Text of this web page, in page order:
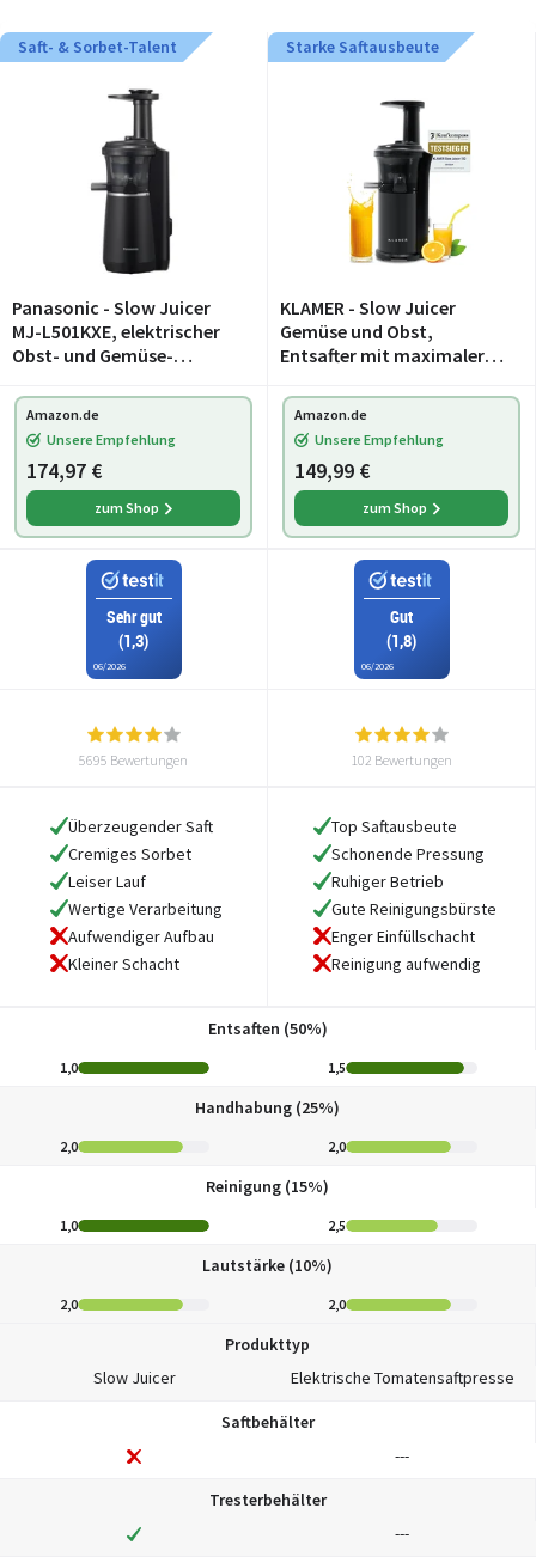
Saft- & Sorbet-Talent
Panasonic - Slow Juicer
MJ-L501KXE, elektrischer
Obst- und Gemüse-
und Kunststoff, schlankes
und kompaktes Design,
Aufsatz für gefroren
Starke Saftausbeute
KLAMER - Slow Juicer
Gemüse und Obst,
Entsafter mit maximaler
Amazon.de
Unsere Empfehlung
174,97 €
zum Shop
Amazon.de
Unsere Empfehlung
149,99 €
zum Shop
Sehr gut
(1,3)
06/2026
Gut
(1,8)
06/2026
5695 Bewertungen 102 Bewertungen
Überzeugender Saft
Cremiges Sorbet
Leiser Lauf
Wertige Verarbeitung
Aufwendiger Aufbau
Kleiner Schacht
Top Saftausbeute
Schonende Pressung
Ruhiger Betrieb
Gute Reinigungsbürste
Enger Einfüllschacht
Reinigung aufwendig
Entsaften (50%)
1,0 1,5
Handhabung (25%)
2,0 2,0
Reinigung (15%)
1,0 2,5
Lautstärke (10%)
2,0 2,0
Produkttyp
Slow Juicer
Elektrische Tomatensaftpresse
Saftbehälter
---
Tresterbehälter
---